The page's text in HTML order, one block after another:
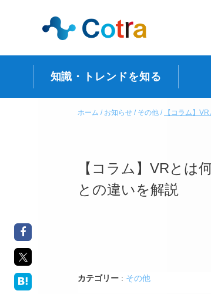
知識・トレンドを知る
ホーム お知らせ その他 【コラム】
【コラム】VRとは
との違いを解説
カテゴリー : その他